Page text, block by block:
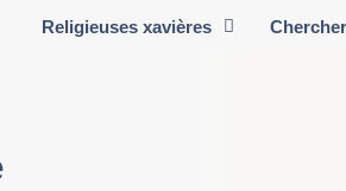
Religieuses xavières